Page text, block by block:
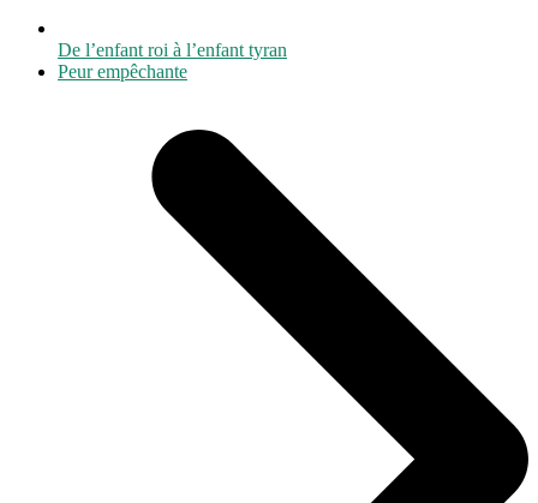
De l’enfant roi à l’enfant tyran
next
Peur empêchante